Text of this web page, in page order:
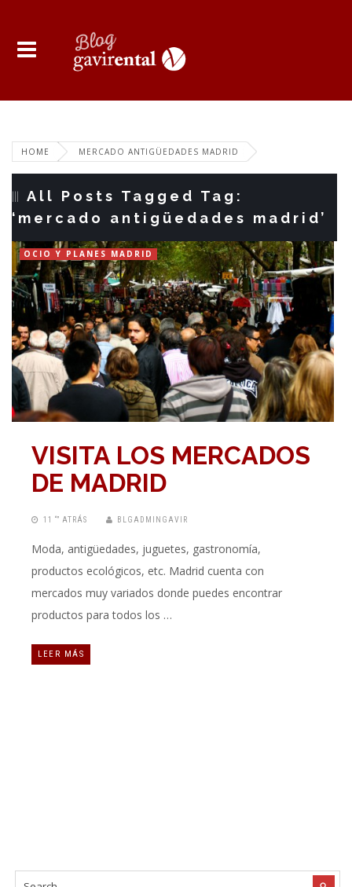
HOME MERCADO ANTIGÜEDADES MADRID
All Posts Tagged Tag:
‘mercado antigüedades madrid’
OCIO Y PLANES MADRID
VISITA LOS MERCADOS
DE MADRID
11 “” ATRÁS BLGADMINGAVIR
Moda, antigüedades, juguetes, gastronomía,
productos ecológicos, etc. Madrid cuenta con
mercados muy variados donde puedes encontrar
productos para todos los …
LEER MÁS